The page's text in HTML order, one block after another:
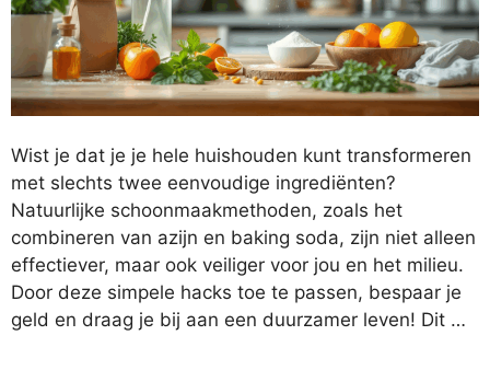
Wist je dat je je hele huishouden kunt transformeren
met slechts twee eenvoudige ingrediënten?
Natuurlijke schoonmaakmethoden, zoals het
combineren van azijn en baking soda, zijn niet alleen
effectiever, maar ook veiliger voor jou en het milieu.
Door deze simpele hacks toe te passen, bespaar je
geld en draag je bij aan een duurzamer leven! Dit …